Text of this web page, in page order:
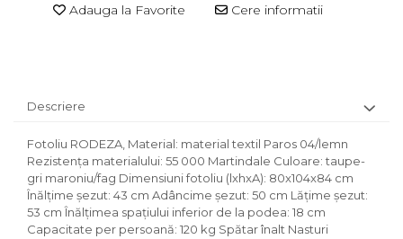
Adauga la Favorite Cere informatii
Descriere
Fotoliu RODEZA, Material: material textil Paros 04/lemn
Rezistenţa materialului: 55 000 Martindale Culoare: taupe-
gri maroniu/fag Dimensiuni fotoliu (lxhxA): 80x104x84 cm
Înălţime şezut: 43 cm Adâncime şezut: 50 cm Lăţime şezut:
53 cm Înălţimea spaţiului inferior de la podea: 18 cm
Capacitate per persoană: 120 kg Spătar înalt Nasturi